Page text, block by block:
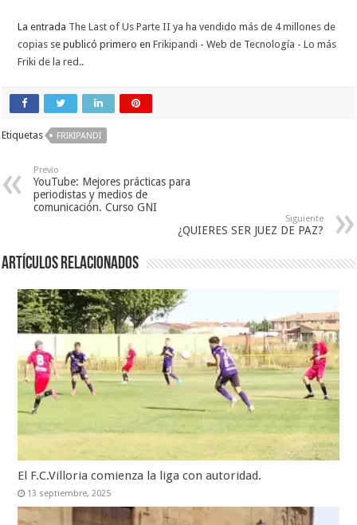
La entrada The Last of Us Parte II ya ha vendido más de 4 millones de
copias se publicó primero enFrikipandi - Web de Tecnología - Lo más
Friki de la red..
Etiquetas FRIKIPANDI
Previo
YouTube: Mejores prácticas para
periodistas y medios de
comunicación. Curso GNI
Siguiente
¿QUIERES SER JUEZ DE PAZ?
Artículos relacionados
El F.C.Villoria comienza la liga con autoridad.
13 septiembre, 2025